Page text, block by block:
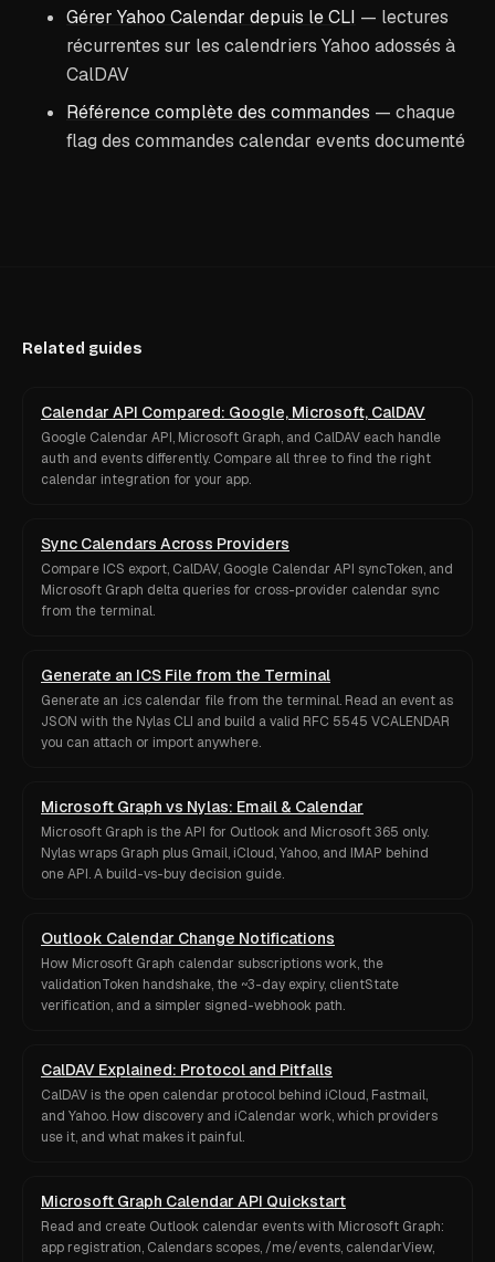
Gérer Yahoo Calendar depuis le CLI — lectures
récurrentes sur les calendriers Yahoo adossés à
CalDAV
Référence complète des commandes — chaque
flag des commandes calendar events documenté
Related guides
Calendar API Compared: Google, Microsoft, CalDAV
Google Calendar API, Microsoft Graph, and CalDAV each handle
auth and events differently. Compare all three to find the right
calendar integration for your app.
Sync Calendars Across Providers
Compare ICS export, CalDAV, Google Calendar API syncToken, and
Microsoft Graph delta queries for cross-provider calendar sync
from the terminal.
Generate an ICS File from the Terminal
Generate an .ics calendar file from the terminal. Read an event as
JSON with the Nylas CLI and build a valid RFC 5545 VCALENDAR
you can attach or import anywhere.
Microsoft Graph vs Nylas: Email & Calendar
Microsoft Graph is the API for Outlook and Microsoft 365 only.
Nylas wraps Graph plus Gmail, iCloud, Yahoo, and IMAP behind
one API. A build-vs-buy decision guide.
Outlook Calendar Change Notifications
How Microsoft Graph calendar subscriptions work, the
validationToken handshake, the ~3-day expiry, clientState
verification, and a simpler signed-webhook path.
CalDAV Explained: Protocol and Pitfalls
CalDAV is the open calendar protocol behind iCloud, Fastmail,
and Yahoo. How discovery and iCalendar work, which providers
use it, and what makes it painful.
Microsoft Graph Calendar API Quickstart
Read and create Outlook calendar events with Microsoft Graph:
app registration, Calendars scopes, /me/events, calendarView,